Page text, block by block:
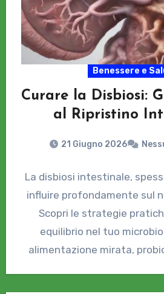
Benessere e
Curare la Disbiosi:
al Ripristino
21 Giugno 2026
La disbiosi intestinale,
influire profondamente sul
Scopri le strategie
equilibrio nel tuo
alimentazione mirata,